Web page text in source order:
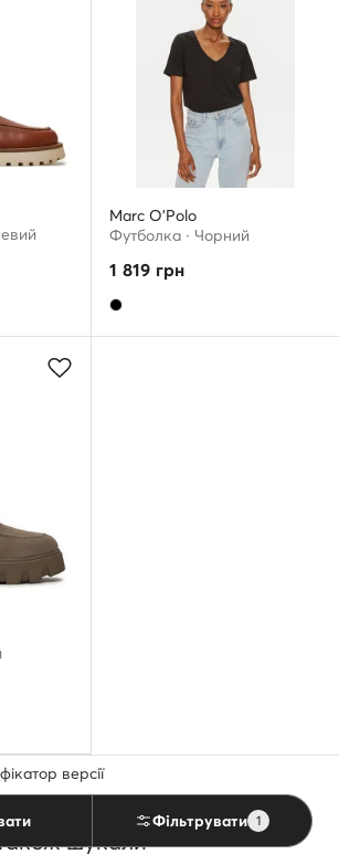
Фільтрувати 1
Marc O'Polo
Футболка · Чорний
1 819 грн
версії
також шукали